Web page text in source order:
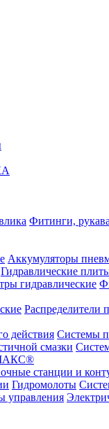
Фитинги,
Аккумуляторы
Гидравлические
гидравлические
Распределители
действия Системы
смазки
станции и
Гидромолоты
управления